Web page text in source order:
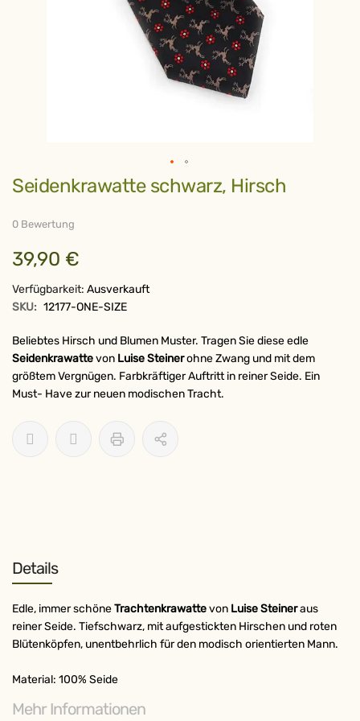
Zum
Anfang
springen
Seidenkrawatte schwarz, Hirsch
0 Bewertung
39,90 €
Verfügbarkeit: Ausverkauft
SKU: 12177-ONE-SIZE
Beliebtes Hirsch und Blumen Muster. Tragen Sie diese edle
Seidenkrawattevon Luise Steinerohne Zwang und mit dem
größtem Vergnügen. Farbkräftiger Auftritt in reiner Seide. Ein
Must- Have zur neuen modischen Tracht.
Details
Edle, immer schöneTrachtenkrawattevon Luise Steineraus
reiner Seide. Tiefschwarz, mit aufgestickten Hirschen und roten
Blütenköpfen, unentbehrlich für den modisch orientierten Mann.
Material: 100% Seide
Mehr Informationen